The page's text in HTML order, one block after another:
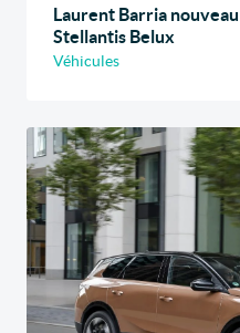
Laurent Barria
Stellantis Belux
Véhicules